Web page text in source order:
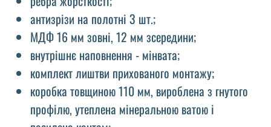
антизрізи на полотні 3 шт.;
МДФ 16 мм зовні, 12 мм зсередини;
внутрішнє наповнення - мінвата;
комплект лиштви прихованого монтажу;
коробка товщиною 110 мм, вироблена з гнутого
профілю, утеплена мінеральною ватою і